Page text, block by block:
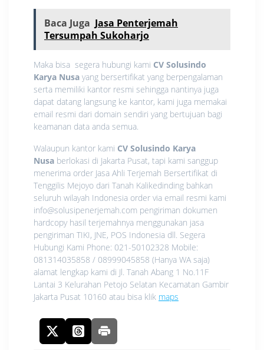
Baca Juga Jasa Penterjemah
Tersumpah Sukoharjo
Maka bisa segera hubungi kami CV Solusindo
Karya Nusa yang bersertifikat yang berpengalaman
serta memiliki kantor resmi sehingga nantinya juga
dapat datang langsung ke kantor, kami juga memakai
email resmi dari domain sendiri yang bertujuan bagi
keamanan data anda semua.
Walaupun kantor kami CV Solusindo Karya
Nusa berlokasi di Jakarta Pusat, tapi kami sanggup
menerima order Jasa Ahli Terjemah Bersertifikat di
Tenggilis Mejoyo dari Tanah Kalikedinding bahkan
seluruh wilayah Indonesia order via email resmi kami
info@solusipenerjemah.com pengiriman dokumen
hardcopy hasil terjemahnya menggunakan jasa
pengiriman TIKI, JNE, POS Indonesia dll. Segera
Hubungi Kami Phone: 021-50102328 Mobile:
081314035858 / 08999045858 (Hanya WA saja)
alamat lengkap kami di Jl. Tanah Abang 1 No.11F
Lantai 3 Kelurahan Petojo Selatan Kecamatan Gambir
Jakarta Pusat 10160 atau bisa klik maps